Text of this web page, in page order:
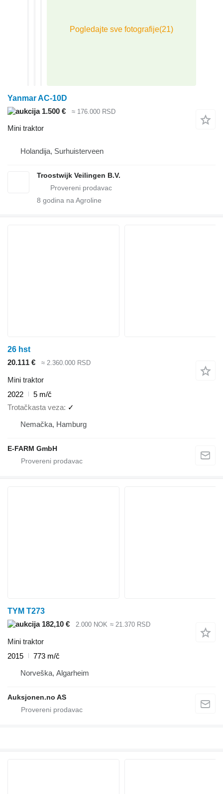
Yanmar AC-10D
1.500 €
≈ 176.000 RSD
Mini traktor
Holandija, Surhuisterveen
Troostwijk Veilingen B.V.
8 godina na Agroline
26 hst
20.111 €
≈ 2.360.000 RSD
Mini traktor
2022
5 m/č
Trotačkasta veza ✓
Nemačka, Hamburg
E-FARM GmbH
TYM T273
182,10 €
2.000 NOK ≈ 21.370 RSD
Mini traktor
2015
773 m/č
Norveška, Algarheim
Auksjonen.no AS